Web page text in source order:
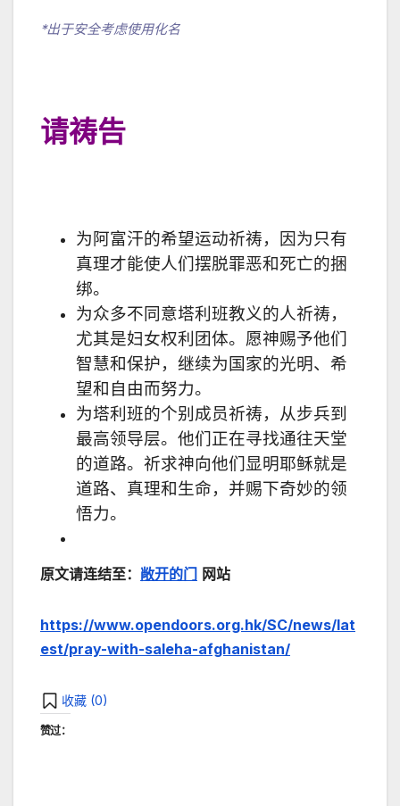
*出于安全考虑使用化名
请祷告
为阿富汗的希望运动祈祷，因为只有
真理才能使人们摆脱罪恶和死亡的捆
绑。
为众多不同意塔利班教义的人祈祷，
尤其是妇女权利团体。愿神赐予他们
智慧和保护，继续为国家的光明、希
望和自由而努力。
为塔利班的个别成员祈祷，从步兵到
最高领导层。他们正在寻找通往天堂
的道路。祈求神向他们显明耶稣就是
道路、真理和生命，并赐下奇妙的领
悟力。
原文请连结至： 敞开的门 网站
https://www.opendoors.org.hk/SC/news/lat
est/pray-with-saleha-afghanistan/
收藏 (0)
赞过：